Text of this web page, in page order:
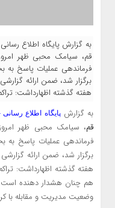
به گزارش پایگاه اطلاع
قم، سیامک محبی ظهر
فرماندهی عملیات پاسخ به
برگزار شد، ضمن ارائه
هفته گذشته اظهارداشت:
به گزارشپایگاه اطلاع رسانی
قم، سیامک محبی ظهر
فرماندهی عملیات پاسخ به
برگزار شد، ضمن ارائه
هفته گذشته اظهارداشت:
هم چنان هشدار دهنده است
وضعیت مدیریت و مقابله با